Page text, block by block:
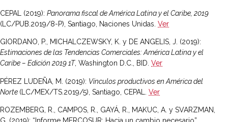
CEPAL (2019): Panorama fiscal de América Latina y el Caribe, 2019
(LC/PUB.2019/8-P), Santiago, Naciones Unidas. Ver
GIORDANO, P., MICHALCZEWSKY, K. y DE ANGELIS, J. (2019):
Estimaciones de las Tendencias Comerciales: América Latina y el
Caribe – Edición 2019 1T, Washington D.C., BID. Ver
PÉREZ LUDEÑA, M. (2019): Vínculos productivos en América del
Norte (LC/MEX/TS.2019/5), Santiago, CEPAL. Ver
ROZEMBERG, R., CAMPOS, R., GAYÁ, R., MAKUC, A. y SVARZMAN,